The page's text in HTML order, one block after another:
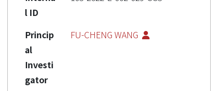
l ID
Princip
al
Investi
gator
FU-CHENG WANG